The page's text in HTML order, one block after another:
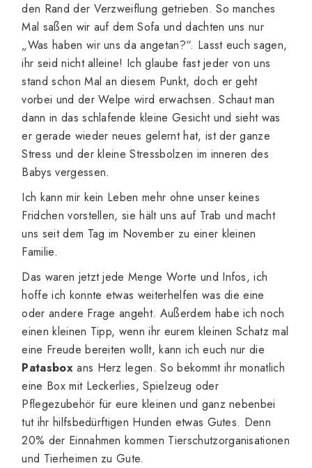
den Rand der Verzweiflung getrieben. So manches
Mal saßen wir auf dem Sofa und dachten uns nur
„Was haben wir uns da angetan?“. Lasst euch sagen,
ihr seid nicht alleine! Ich glaube fast jeder von uns
stand schon Mal an diesem Punkt, doch er geht
vorbei und der Welpe wird erwachsen. Schaut man
dann in das schlafende kleine Gesicht und sieht was
er gerade wieder neues gelernt hat, ist der ganze
Stress und der kleine Stressbolzen im inneren des
Babys vergessen.
Ich kann mir kein Leben mehr ohne unser keines
Fridchen vorstellen, sie hält uns auf Trab und macht
uns seit dem Tag im November zu einer kleinen
Familie.
Das waren jetzt jede Menge Worte und Infos, ich
hoffe ich konnte etwas weiterhelfen was die eine
oder andere Frage angeht. Außerdem habe ich noch
einen kleinen Tipp, wenn ihr eurem kleinen Schatz mal
eine Freude bereiten wollt, kann ich euch nur die
Patasboxans Herz legen. So bekommt ihr monatlich
eine Box mit Leckerlies, Spielzeug oder
Pflegezubehör für eure kleinen und ganz nebenbei
tut ihr hilfsbedürftigen Hunden etwas Gutes. Denn
20% der Einnahmen kommen Tierschutzorganisationen
und Tierheimen zu Gute.